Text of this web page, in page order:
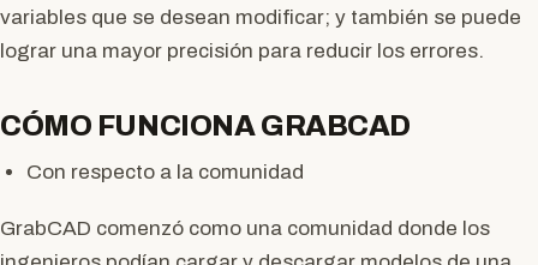
variables que se desean modificar; y también se puede
lograr una mayor precisión para reducir los errores.
CÓMO FUNCIONA GRABCAD
Con respecto a la comunidad
GrabCAD comenzó como una comunidad donde los